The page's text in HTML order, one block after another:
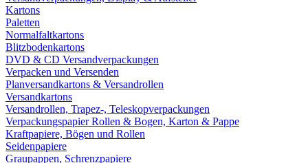
Kartons
Paletten
Normalfaltkartons
Blitzbodenkartons
DVD & CD Versandverpackungen
Verpacken und Versenden
Planversandkartons & Versandrollen
Versandkartons
Versandrollen, Trapez-, Teleskopverpackungen
Verpackungspapier Rollen & Bogen, Karton & Pappe
Kraftpapiere, Bögen und Rollen
Seidenpapiere
Graupappen, Schrenzpapiere